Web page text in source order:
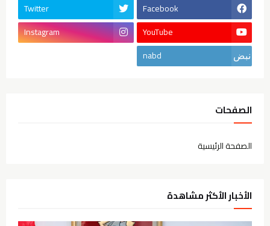
Facebook
Twitter
YouTube
Instagram
nabd
الصفحات
الصفحة الرئيسية
الأخبار الأكثر مشاهدة